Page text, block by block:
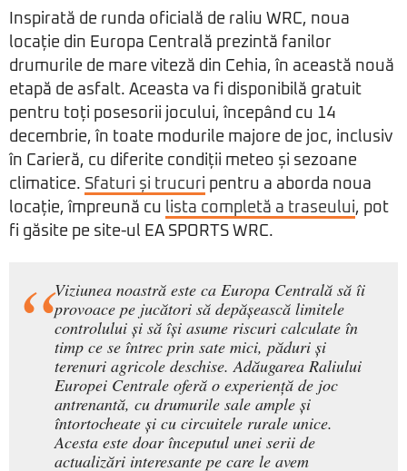
Inspirată de runda oficială de raliu WRC, noua
locație din Europa Centrală prezintă fanilor
drumurile de mare viteză din Cehia, în această nouă
etapă de asfalt. Aceasta va fi disponibilă gratuit
pentru toți posesorii jocului, începând cu 14
decembrie, în toate modurile majore de joc, inclusiv
în Carieră, cu diferite condiții meteo și sezoane
climatice. Sfaturi și trucuri pentru a aborda noua
locație, împreună cu lista completă a traseului, pot
fi găsite pe site-ul EA SPORTS WRC.
Viziunea noastră este ca Europa Centrală să îi
provoace pe jucători să depășească limitele
controlului și să își asume riscuri calculate în
timp ce se întrec prin sate mici, păduri și
terenuri agricole deschise. Adăugarea Raliului
Europei Centrale oferă o experiență de joc
antrenantă, cu drumurile sale ample și
întortocheate și cu circuitele rurale unice.
Acesta este doar începutul unei serii de
actualizări interesante pe care le avem